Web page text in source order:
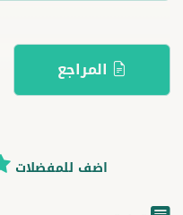
المراجع
اضف للمفضلات